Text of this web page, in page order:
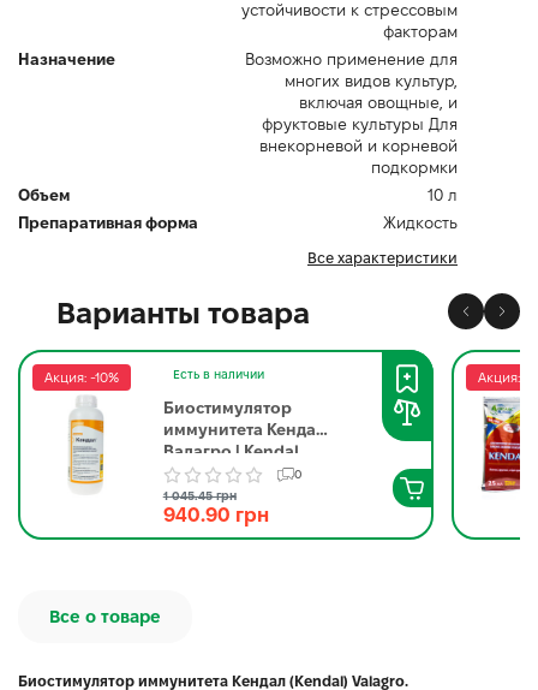
устойчивости к стрессовым
факторам
Назначение
Возможно применение для
многих видов культур,
включая овощные, и
фруктовые культуры Для
внекорневой и корневой
подкормки
Объем
10 л
Препаративная форма
Жидкость
Все характеристики
Варианты товара
Акция: -10% Есть в наличии
Биостимулятор
иммунитета Кендал
Валагро | Kendal
Valagro 1 л
0
1 045.45 грн
940.90 грн
Акция: -
Все о товаре
Биостимулятор иммунитета Кендал (Kendal) Valagro.